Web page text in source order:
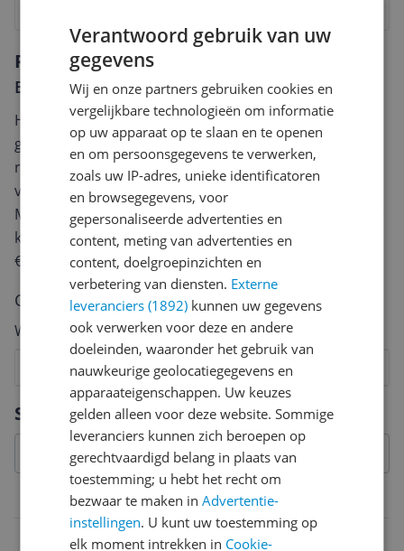
Specificaties
Belangrijkste kenmerken
Reviews
Er zijn nog geen reviews geschreven
Heb jij dit product in bezit en wil je graag je mening
geven? Start dan hieronder met het schrijven van je
review. Afhankelijk van de details duurt het schrijven
van een review gemiddeld tussen de 3 en 10 minuten.
Met jouw mening help je andere bezoekers een betere
keuze te maken én maak je iedere maand kans op
€250,-!
Klik hier voor de actievoorwaarden.
Cijfer
Welk cijfer geef jij dit product?
8
7
6
5
4
3
2
Vraag 1 van 4
Verantwoord gebruik van uw
gegevens
Wij en onze partners gebruiken cookies en
vergelijkbare technologieën om informatie
op uw apparaat op te slaan en te openen
en om persoonsgegevens te verwerken,
zoals uw IP-adres, unieke identificatoren
en browsegegevens, voor
gepersonaliseerde advertenties en
content, meting van advertenties en
content, doelgroepinzichten en
verbetering van diensten. Externe
leveranciers (1892) kunnen uw gegevens
ook verwerken voor deze en andere
doeleinden, waaronder het gebruik van
nauwkeurige geolocatiegegevens en
apparaateigenschappen. Uw keuzes
gelden alleen voor deze website. Sommige
leveranciers kunnen zich beroepen op
gerechtvaardigd belang in plaats van
toestemming; u hebt het recht om
bezwaar te maken inAdvertentie-
instellingen. U kunt uw toestemming op
elk moment intrekken in Cookie-